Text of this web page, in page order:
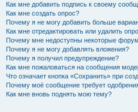
Как мне добавить подпись к своему
Как мне создать опрос?
Почему я не могу добавить больше
Как мне отредактировать или удалить
Почему мне недоступны некоторые
Почему я не могу добавлять вложения?
Почему я получил предупреждение?
Как мне пожаловаться на сообщения
Что означает кнопка «Сохранить» при
Почему моё сообщение требует
Как мне вновь поднять мою тему?